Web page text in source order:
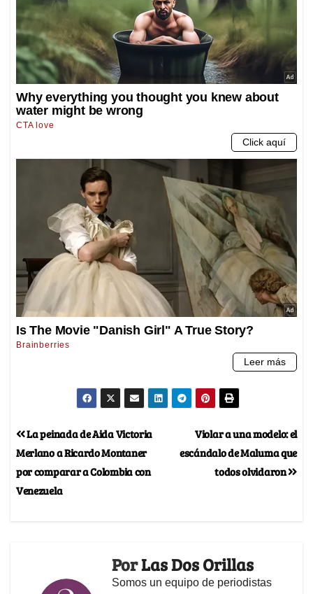
Violar a una modelo: el
escándalo de Maluma que
todos olvidaron
La peinada de Aida Victoria
Merlano a Ricardo Montaner
por comparar a Colombia con
Venezuela
PorLas Dos Orillas
Somos un equipo de periodistas